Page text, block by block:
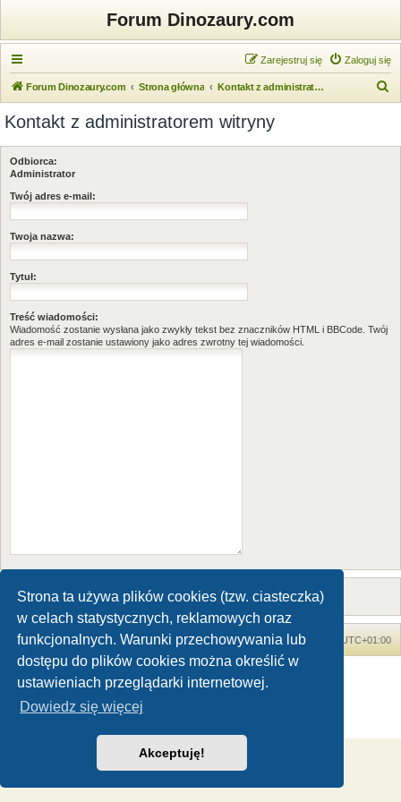
Strona ta używa plików cookies (tzw. ciasteczka)
w celach statystycznych, reklamowych oraz
funkcjonalnych. Warunki przechowywania lub
dostępu do plików cookies można określić w
ustawieniach przeglądarki internetowej.
Dowiedz się więcej
Akceptuję!
Forum Dinozaury.com
Zaloguj się
Zarejestruj się
Forum Dinozaury.com Strona główna Kontakt z administratorem witryny
k
Kontakt z administratorem witryny
Odbiorca:
Administrator
Twój adres e-mail:
Twoja nazwa:
Tytuł:
Treść wiadomości:
Wiadomość zostanie wysłana jako zwykły tekst bez znaczników HTML i BBCode. Twój
adres e-mail zostanie ustawiony jako adres zwrotny tej wiadomości.
Forum Dinozaury.com Strona główna Strefa czasowa UTC+01:00
Technologię dostarczaphpBB® Forum Software © phpBB Limited
Polski pakiet językowy dostarcza